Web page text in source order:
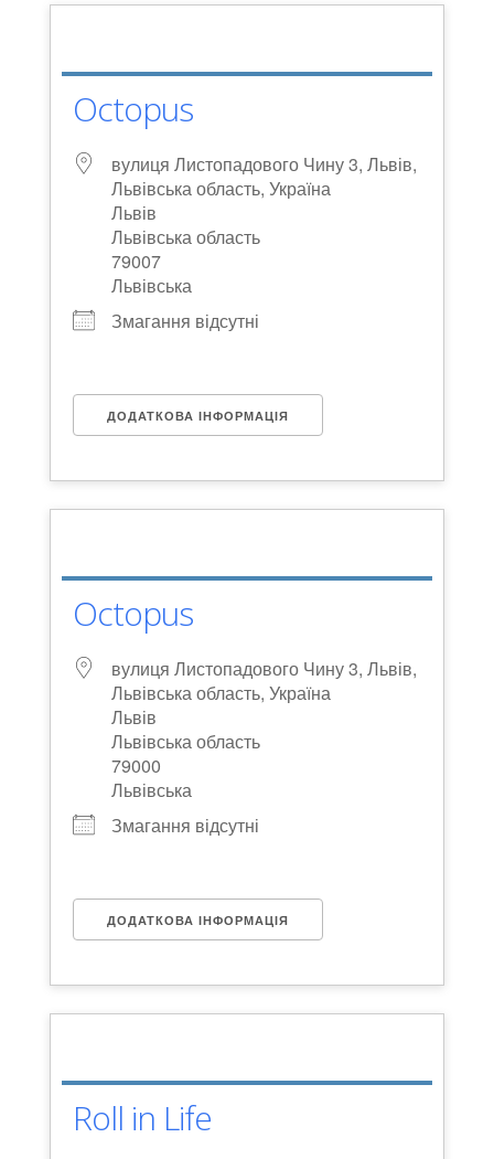
Octopus
вулиця Листопадового Чину 3, Львів,
Львівська область, Україна
Львів
Львівська область
79007
Львівська
Змагання відсутні
ДОДАТКОВА ІНФОРМАЦІЯ
Octopus
вулиця Листопадового Чину 3, Львів,
Львівська область, Україна
Львів
Львівська область
79000
Львівська
Змагання відсутні
ДОДАТКОВА ІНФОРМАЦІЯ
Roll in Life